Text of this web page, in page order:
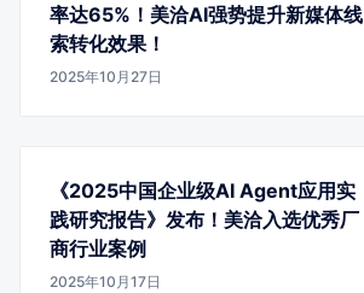
率达65%！美洽AI强势提升新媒体线
索转化效果！
2025年10月27日
《2025中国企业级AI Agent应用实
践研究报告》发布！美洽入选优秀厂
商行业案例
2025年10月17日